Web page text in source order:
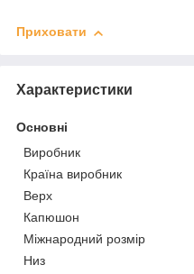
Приховати
Характеристики
Основні
Виробник
Країна виробник
Верх
Капюшон
Міжнародний розмір
Низ